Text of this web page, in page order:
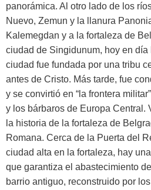
panorámica. Al otro lado de los
Nuevo, Zemun y la llanura
Kalemegdan y a la fortaleza de
ciudad de Singidunum, hoy en
ciudad fue fundada por una tribu
antes de Cristo. Más tarde, fue
y se convirtió en “la frontera
y los bárbaros de Europa Central.
la historia de la fortaleza de
Romana. Cerca de la Puerta del
ciudad alta en la fortaleza, hay
que garantiza el abastecimiento
barrio antiguo, reconstruido por